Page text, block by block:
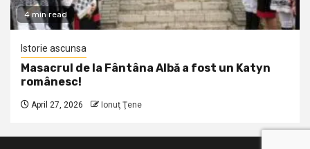
4 min read
Istorie ascunsa
Masacrul de la Fântâna Albă a fost un Katyn
românesc!
April 27, 2026 Ionuţ Ţene